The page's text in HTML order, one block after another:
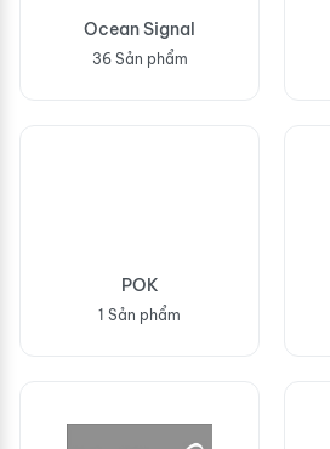
Ocean Signal
36 Sản phẩm
POK
1 Sản phẩm